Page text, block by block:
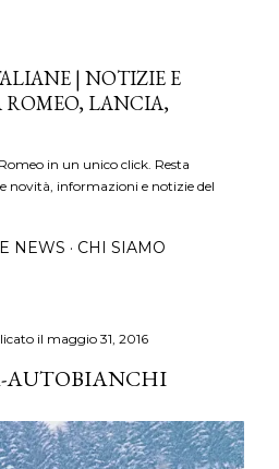
| NOTIZIE E
ROMEO, LANCIA,
in un unico click. Resta
novità, informazioni e notizie del
NEWS CHI SIAMO
il maggio 31, 2016
AUTOBIANCHI